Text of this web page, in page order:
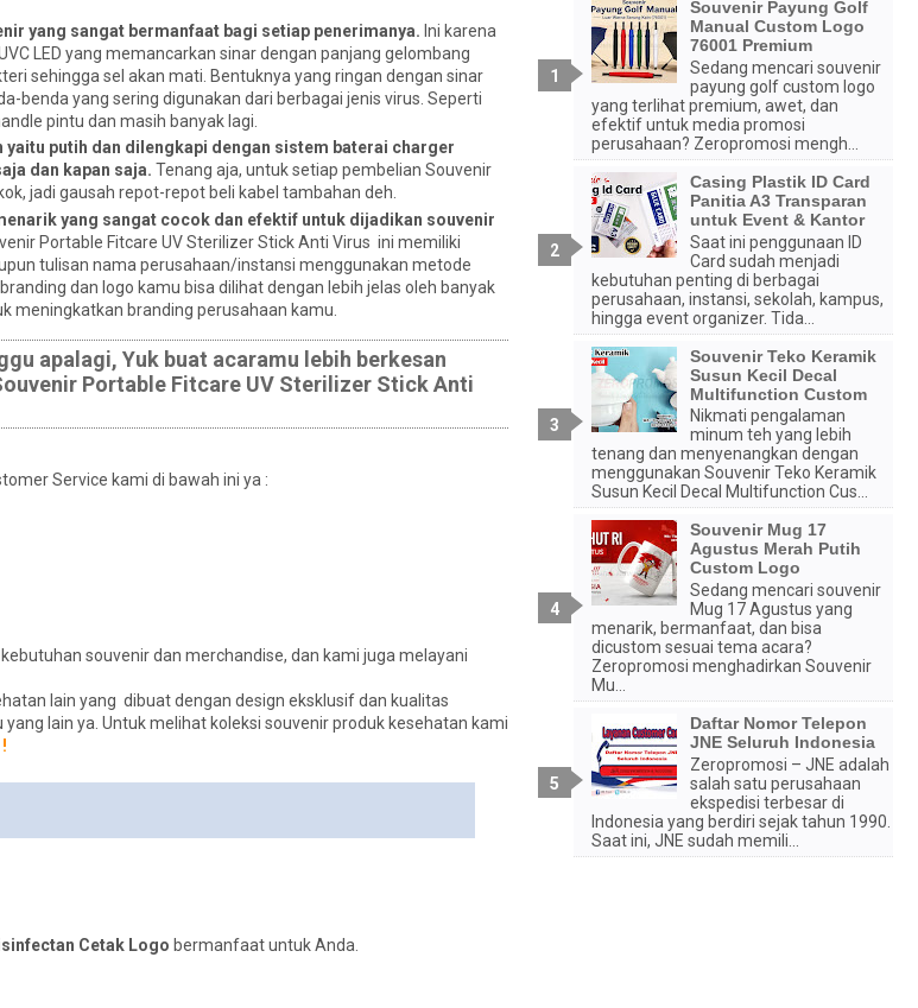
yang sangat bermanfaat bagi setiap penerimanya. Ini karena
LED yang memancarkan sinar dengan panjang gelombang
sehingga sel akan mati. Bentuknya yang ringan dengan sinar
benda yang sering digunakan dari berbagai jenis virus. Seperti
pintu dan masih banyak lagi.
yaitu putih dan dilengkapi dengan sistem baterai charger
dan kapan saja. Tenang aja, untuk setiap pembelian Souvenir
jadi gausah repot-repot beli kabel tambahan deh.
yang sangat cocok dan efektif untuk dijadikan souvenir
Portable Fitcare UV Sterilizer Stick Anti Virus ini memiliki
tulisan nama perusahaan/instansi menggunakan metode
dan logo kamu bisa dilihat dengan lebih jelas oleh banyak
meningkatkan branding perusahaan kamu.
apalagi, Yuk buat acaramu lebih berkesan
Portable Fitcare UV Sterilizer Stick Anti
Service kami di bawah ini ya :
souvenir dan merchandise, dan kami juga melayani
lain yang dibuat dengan design eksklusif dan kualitas
lain ya. Untuk melihat koleksi souvenir produk kesehatan kami
Cetak Logo bermanfaat untuk Anda.
Souvenir Payung Golf
Manual Custom Logo
76001 Premium
Sedang mencari souvenir
payung golf custom logo
yang terlihat premium, awet, dan
efektif untuk media promosi
perusahaan? Zeropromosi mengh...
Casing Plastik ID Card
Panitia A3 Transparan
untuk Event & Kantor
Saat ini penggunaan ID
Card sudah menjadi
kebutuhan penting di berbagai
perusahaan, instansi, sekolah, kampus,
hingga event organizer. Tida...
Souvenir Teko Keramik
Susun Kecil Decal
Multifunction Custom
Nikmati pengalaman
minum teh yang lebih
tenang dan menyenangkan dengan
menggunakan Souvenir Teko Keramik
Susun Kecil Decal Multifunction Cus...
Souvenir Mug 17
Agustus Merah Putih
Custom Logo
Sedang mencari souvenir
Mug 17 Agustus yang
menarik, bermanfaat, dan bisa
dicustom sesuai tema acara?
Zeropromosi menghadirkan Souvenir
Mu...
Daftar Nomor Telepon
JNE Seluruh Indonesia
Zeropromosi – JNE adalah
salah satu perusahaan
ekspedisi terbesar di
Indonesia yang berdiri sejak tahun 1990.
Saat ini, JNE sudah memili...